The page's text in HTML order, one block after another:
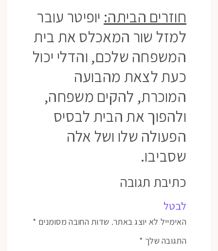
חוזרים הביתה: יופיטר עובר
למזל שור המאכלס את בית
המשפחה שלכם, והדלי יכול
כעת לצאת מהבועה
המוכרת, להקים משפחה,
ולהפוך את הבית לבסיס
הפעולה שלו ושל אלה
שסביבו.
כתיבת תגובה
לבטל
האימייל לא יוצג באתר. שדות החובה מסומנים *
התגובה שלך *